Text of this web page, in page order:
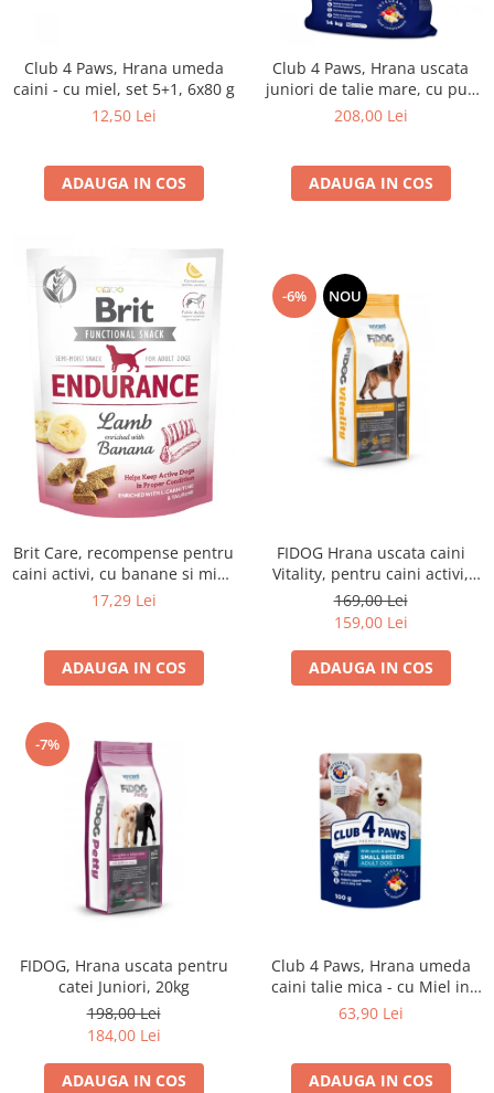
Club 4 Paws, Hrana umeda
caini - cu miel, set 5+1, 6x80 g
12,50 Lei
ADAUGA IN COS
Club 4 Paws, Hrana uscata
juniori de talie mare, cu pui,
14kg
208,00 Lei
ADAUGA IN COS
Brit Care, recompense pentru
caini activi, cu banane si miel,
0.15kg
17,29 Lei
ADAUGA IN COS
-6% NOU
FIDOG Hrana uscata caini
Vitality, pentru caini activi,
20kg
169,00 Lei
159,00 Lei
ADAUGA IN COS
-7%
FIDOG, Hrana uscata pentru
catei Juniori, 20kg
198,00 Lei
184,00 Lei
ADAUGA IN COS
Club 4 Paws, Hrana umeda
caini talie mica - cu Miel in
sos, set 24*100g
63,90 Lei
ADAUGA IN COS